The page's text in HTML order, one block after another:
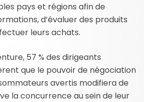
pays et régions afin de
d’évaluer des produits
leurs achats.
57 % des dirigeants
que le pouvoir de négociation
avertis modifiera de
la concurrence au sein de leur